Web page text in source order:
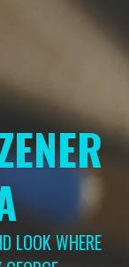
LOOK WHERE